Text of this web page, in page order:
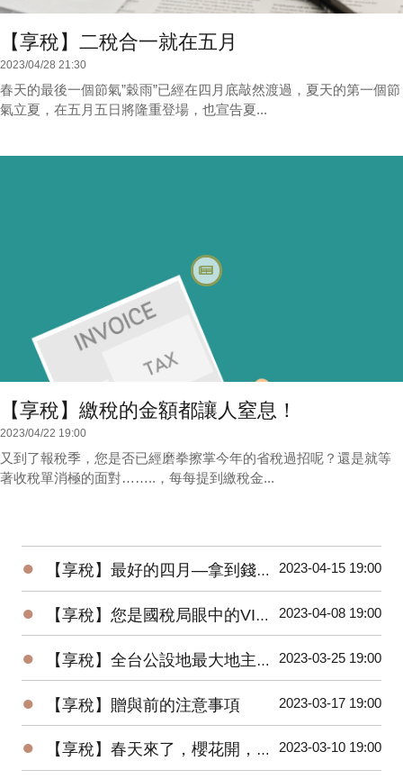
【享稅】二稅合一就在五月
2023/04/28 21:30
春天的最後一個節氣”穀雨”已經在四月底敲然渡過，夏天的第一個節
氣立夏，在五月五日將隆重登場，也宣告夏...
【享稅】繳稅的金額都讓人窒息！
2023/04/22 19:00
又到了報稅季，您是否已經磨拳擦掌今年的省稅過招呢？還是就等
著收稅單消極的面對……..，每每提到繳稅金...
● 【享稅】最好的四月—拿到錢又全民大減稅 2023-04-15 19:00
● 【享稅】您是國稅局眼中的VIP嗎？ 2023-04-08 19:00
● 【享稅】全台公設地最大地主您猜是誰？ 2023-03-25 19:00
● 【享稅】贈與前的注意事項 2023-03-17 19:00
● 【享稅】春天來了，櫻花開，稅官們也動起來！ 2023-03-10 19:00